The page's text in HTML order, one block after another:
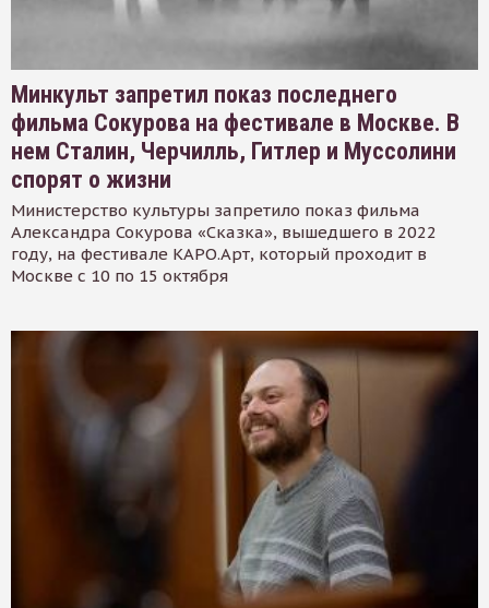
Минкульт запретил показ последнего
фильма Сокурова на фестивале в Москве. В
нем Сталин, Черчилль, Гитлер и Муссолини
спорят о жизни
Министерство культуры запретило показ фильма
Александра Сокурова «Сказка», вышедшего в 2022
году, на фестивале КАРО.Арт, который проходит в
Москве с 10 по 15 октября